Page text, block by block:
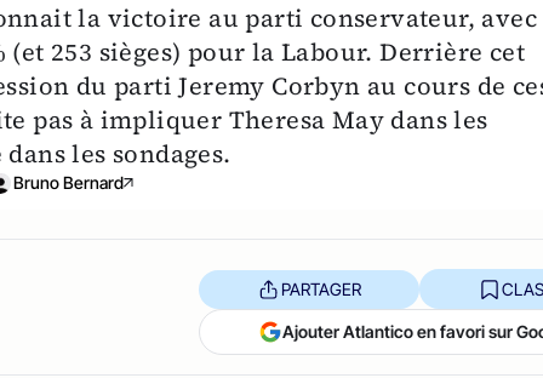
la victoire au parti conservateur, avec
(et 253 sièges) pour la Labour. Derrière cet
du parti Jeremy Corbyn​ au cours de
pas à impliquer Theresa May dans les
les sondages.
Bruno Bernard
PARTAGER
Ajouter Atlantico en favori sur